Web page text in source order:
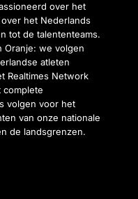
over het
het Nederlands
tot de talententeams.
Oranje: we volgen
atleten
Realtimes Network
complete
volgen voor het
van onze nationale
de landsgrenzen.